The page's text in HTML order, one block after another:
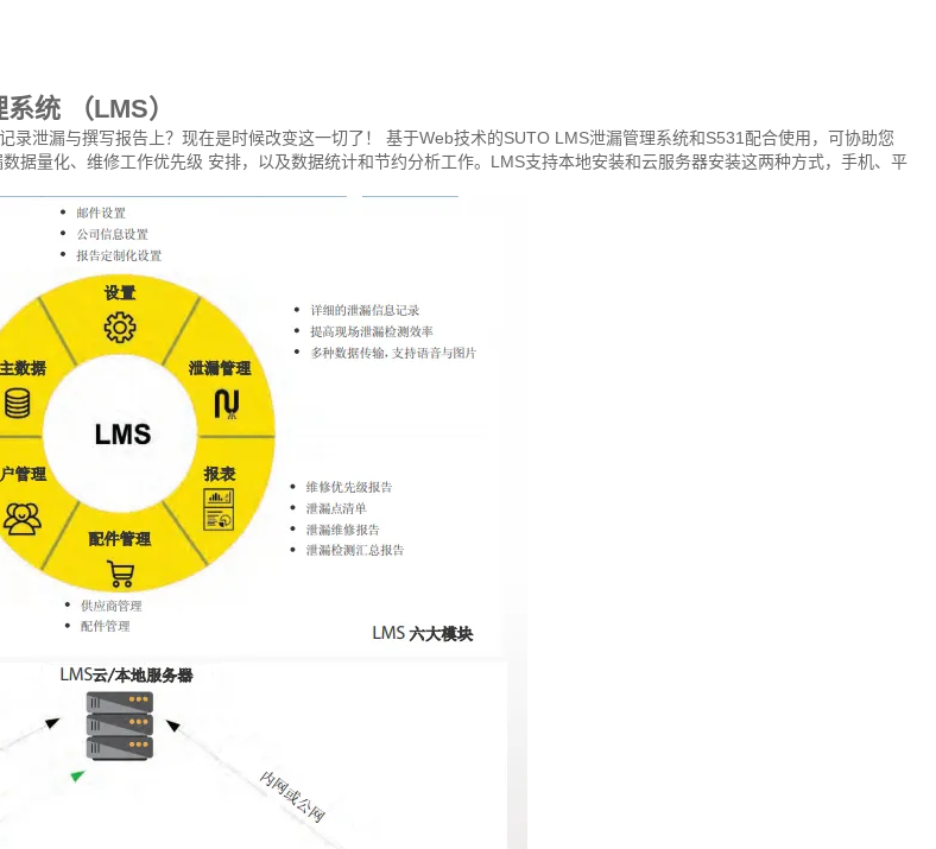
统 （LMS）
录泄漏与撰写报告上？现在是时候改变这一切了！ 基于Web技术的SUTO LMS泄漏管理系统和S531配合使用，可协助您
据量化、维修工作优先级 安排，以及数据统计和节约分析工作。LMS支持本地安装和云服务器安装这两种方式，手机、平